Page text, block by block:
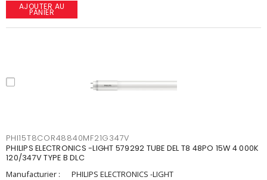
AJOUTER AU
PANIER
PHI15T8COR48840MF21G347V
PHILIPS ELECTRONICS -LIGHT 579292 TUBE DEL T8 48PO 15W 4 000K
120/347V TYPE B DLC
Manufacturier :
PHILIPS ELECTRONICS -LIGHT